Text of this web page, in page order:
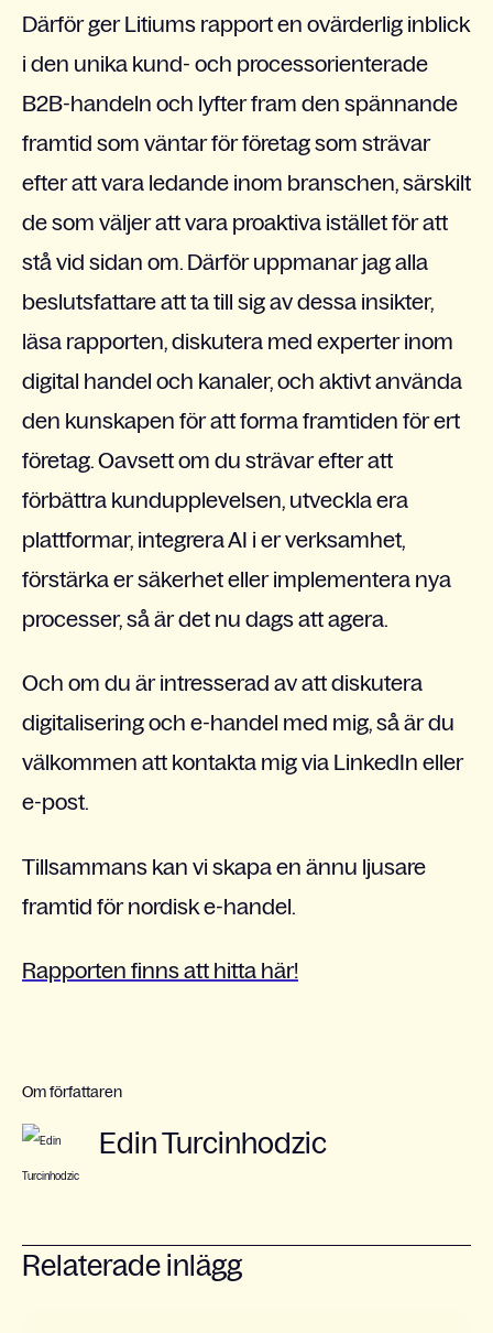
Därför ger Litiums rapport en ovärderlig inblick
i den unika kund- och processorienterade
B2B-handeln och lyfter fram den spännande
framtid som väntar för företag som strävar
efter att vara ledande inom branschen, särskilt
de som väljer att vara proaktiva istället för att
stå vid sidan om. Därför uppmanar jag alla
beslutsfattare att ta till sig av dessa insikter,
läsa rapporten, diskutera med experter inom
digital handel och kanaler, och aktivt använda
den kunskapen för att forma framtiden för ert
företag. Oavsett om du strävar efter att
förbättra kundupplevelsen, utveckla era
plattformar, integrera AI i er verksamhet,
förstärka er säkerhet eller implementera nya
processer, så är det nu dags att agera.
Och om du är intresserad av att diskutera
digitalisering och e-handel med mig, så är du
välkommen att kontakta mig via LinkedIn eller
e-post.
Tillsammans kan vi skapa en ännu ljusare
framtid för nordisk e-handel.
Rapporten finns att hitta här!
Om författaren
Edin Turcinhodzic
Relaterade inlägg